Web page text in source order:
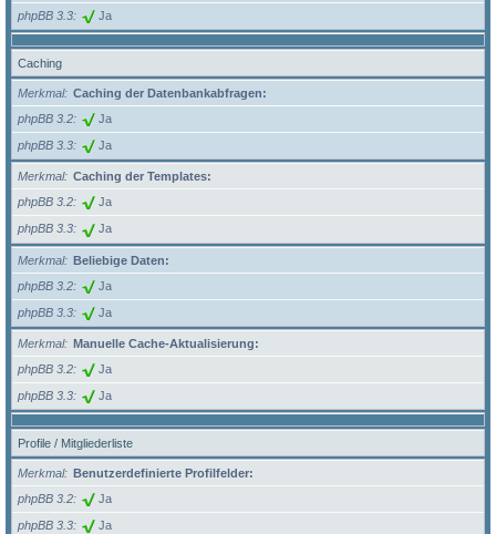
phpBB 3.3 Ja
Caching
Merkmal
Caching der Datenbankabfragen:
phpBB 3.2
Ja
phpBB 3.3 Ja
Merkmal
Caching der Templates:
phpBB 3.2
Ja
phpBB 3.3 Ja
Merkmal
Beliebige Daten:
phpBB 3.2
Ja
phpBB 3.3 Ja
Merkmal
Manuelle Cache-Aktualisierung:
phpBB 3.2
Ja
phpBB 3.3 Ja
Profile / Mitgliederliste
Merkmal
Benutzerdefinierte Profilfelder:
phpBB 3.2
Ja
phpBB 3.3 Ja